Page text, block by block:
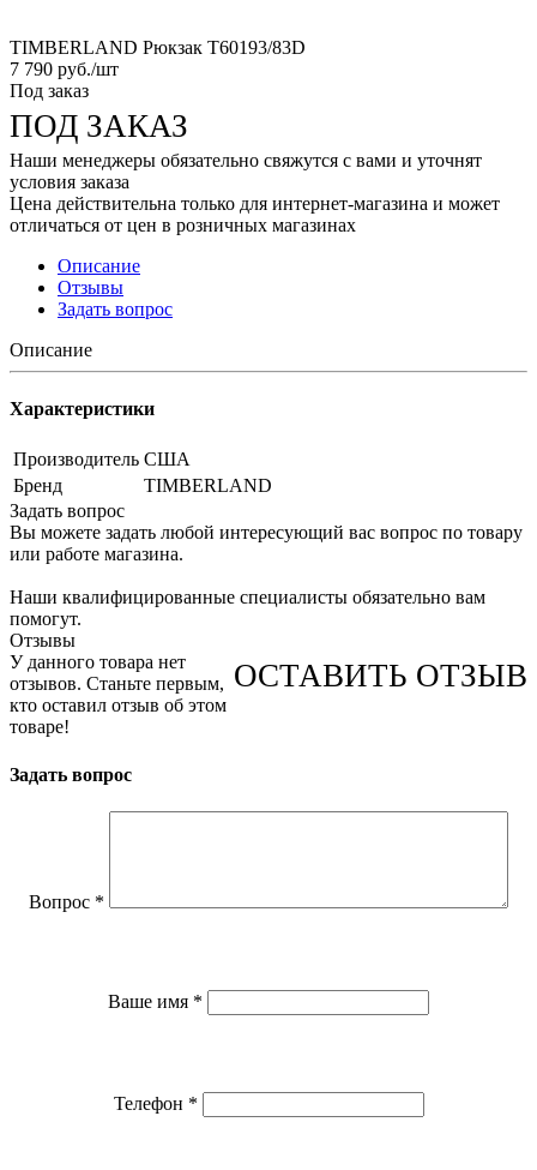
TIMBERLAND Рюкзак T60193/83D
7 790 руб./шт
Под заказ
ПОД ЗАКАЗ
Наши менеджеры обязательно свяжутся с вами и уточнят
условия заказа
Цена действительна только для интернет-магазина и может
отличаться от цен в розничных магазинах
Описание
Отзывы
Задать вопрос
Описание
Характеристики
Производитель США
Бренд
TIMBERLAND
Задать вопрос
Вы можете задать любой интересующий вас вопрос по товару
или работе магазина.
Наши квалифицированные специалисты обязательно вам
помогут.
Отзывы
ОСТАВИТЬ ОТЗЫВ
У данного товара нет
отзывов. Станьте первым,
кто оставил отзыв об этом
товаре!
Задать вопрос
Вопрос *
Ваше имя *
Телефон *